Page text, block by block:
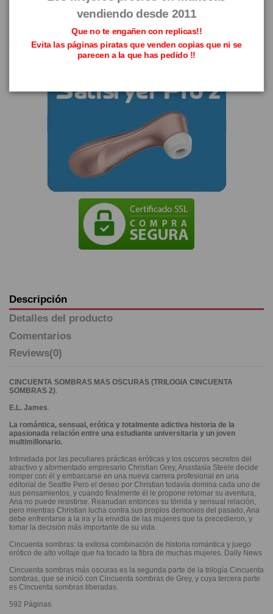
Descripción
Detalles del producto
Comentarios
Reviews(0)
CINCUENTA SOMBRAS MAS OSCURAS (TRILOGIA CINCUENTA
SOMBRAS 2).
E.L. James.
La romántica, sensual, erótica y totalmente adictiva historia de la
apasionada relación entre una estudiante universitaria y un joven
multimillonario.
Intimidada por las peculiares prácticas eróticas y los oscuros secretos del
atractivo y atormentado empresario Christian Grey, Anastasia Steele decide
romper con él y embarcarse en una nueva carrera profesional en una
editorial de Seattle Pero el deseo por Christian todavía domina cada uno de
sus pensamientos, y cuando finalmente él le propone retomar su aventura,
Ana no puede resistirse. Reanudan entonces su tórrida y sensual relación,
pero mientras Christian lucha contra sus propios demonios del pasado, Ana
debe enfrentarse a la ira y la envidia de las mujeres que la precedieron, y
tomar la decisión más importante de su vida.
Cincuenta sombras: la exitosa combinación de historia romántica y juego
erótico de alto voltaje que ha tocado la fibra de muchas mujeres. Daily News
Cincuenta sombras más oscuras es la segunda parte de la trilogía Cincuenta
sombras, que se inició con Cincuenta sombras de Grey, y cuya tercera parte
es Cincuenta sombras liberadas.
592 Páginas.
vendiendo desde 2011
Que no te engañen con replicas!!
Evita las páginas piratas que venden copias que ni se
parecen a la que has pedido !!